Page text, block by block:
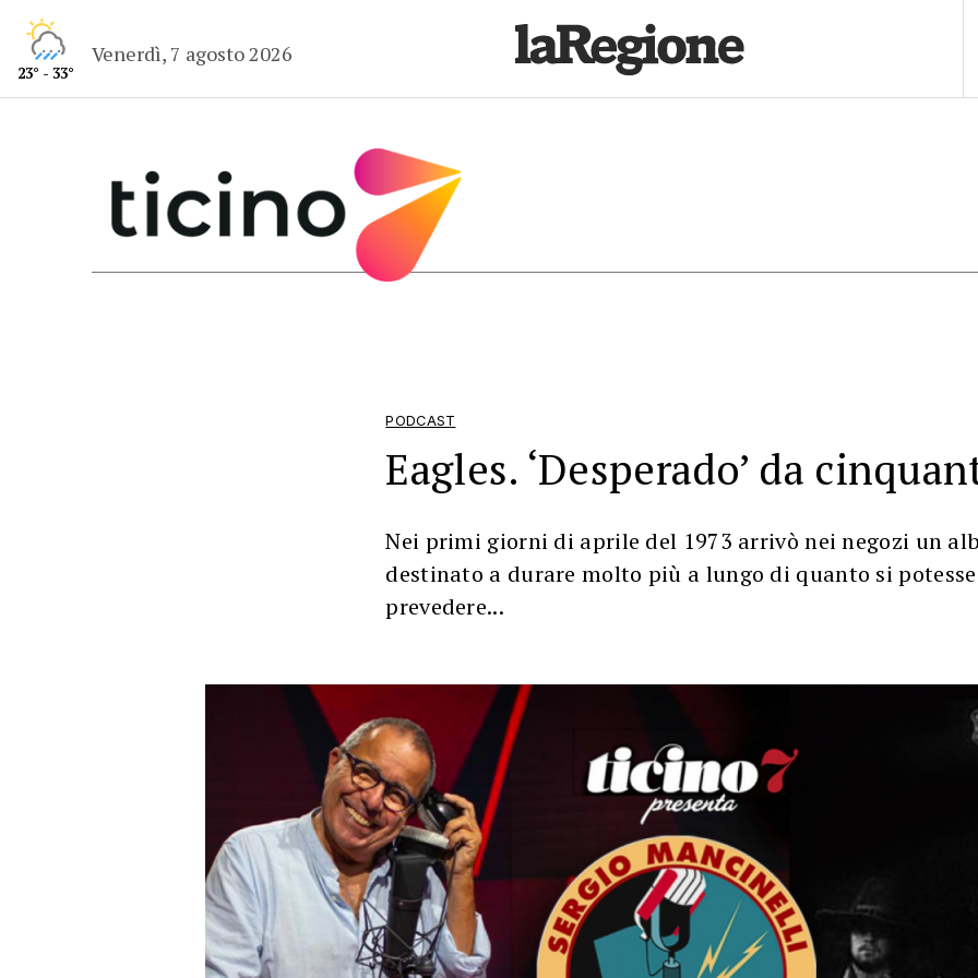
23° - 33°
Venerdì, 7 agosto 2026
PODCAST
Eagles. ‘Desperado’ da
Nei primi giorni di aprile del 1973 arrivò nei negozi un
destinato a durare molto più a lungo di quanto si potesse
prevedere...